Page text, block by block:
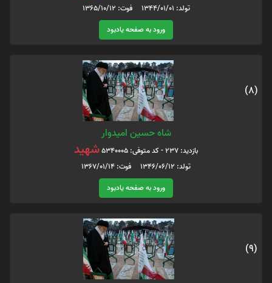
تولد: 1344/01/01 فوت: 1365/10/12
ورود به صفحه یادبود
(8)
شاه حسین امیدوار
بازدید: 237 - کد متوفی: 5340005 شهید
تولد: 1346/06/12 فوت: 1367/01/14
ورود به صفحه یادبود
(9)